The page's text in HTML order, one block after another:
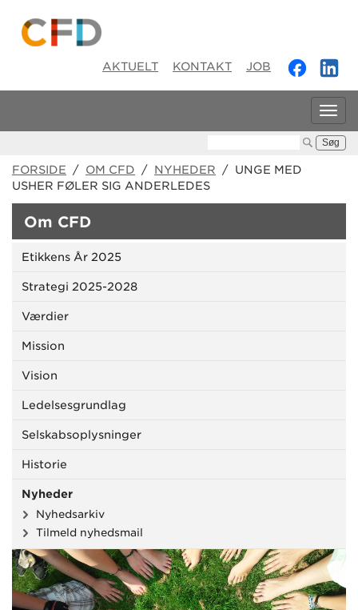
AKTUELT KONTAKT JOB
FORSIDE / OM CFD / NYHEDER / UNGE MED
USHER FØLER SIG ANDERLEDES
Om CFD
Etikkens År 2025
Strategi 2025-2028
Værdier
Mission
Vision
Ledelsesgrundlag
Selskabsoplysninger
Historie
Nyheder
Nyhedsarkiv
Tilmeld nyhedsmail